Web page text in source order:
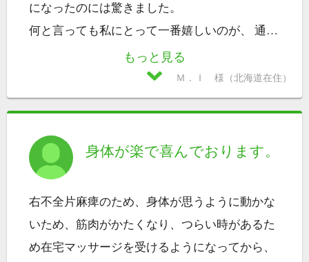
になったのには驚きました。
何と言っても私にとって一番嬉しいのが、 通 …
もっと見る
Ｍ．Ｉ 様（北海道在住）
身体が楽で喜んでおります。
右不全片麻痺のため、身体が思うように動かな
いため、筋肉がかたくなり、つらい時があるた
め在宅マッサージを受けるようになってから、